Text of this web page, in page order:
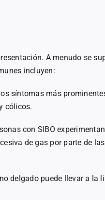
A menudo se
incluyen:
síntomas más
cólicos.
con SIBO
de gas por parte de
delgado puede llevar a la